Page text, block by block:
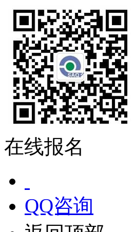
在线报名
QQ咨询